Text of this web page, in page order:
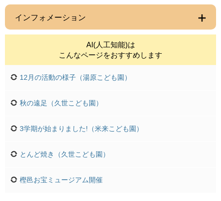
インフォメーション
AI(人工知能)は
こんなページをおすすめします
12月の活動の様子（湯原こども園）
秋の遠足（久世こども園）
3学期が始まりました!（米来こども園）
とんど焼き（久世こども園）
樫邑お宝ミュージアム開催